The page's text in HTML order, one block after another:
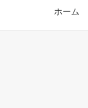
ホーム